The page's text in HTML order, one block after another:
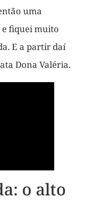
uma
e fiquei muito
E a partir daí
Dona Valéria.
o alto